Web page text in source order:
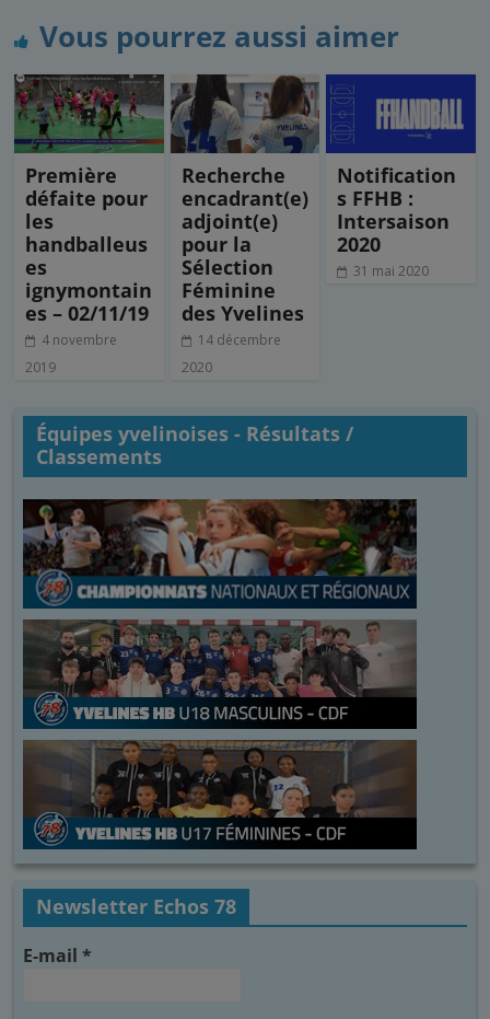
b
o
o
k
e
r
d
I
n
g
r
Vous pourrez aussi aimer
Première
défaite pour
les
handballeus
es
ignymontain
es – 02/11/19
4 novembre
2019
Recherche
encadrant(e)
adjoint(e)
pour la
Sélection
Féminine
des Yvelines
14 décembre
2020
Notification
s FFHB :
Intersaison
2020
31 mai 2020
Équipes yvelinoises - Résultats /
Classements
Newsletter Echos 78
E-mail*